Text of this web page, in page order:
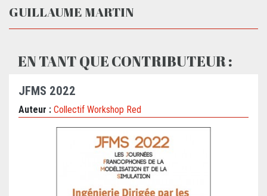
GUILLAUME MARTIN
EN TANT QUE CONTRIBUTEUR :
JFMS 2022
Auteur : Collectif Workshop Red